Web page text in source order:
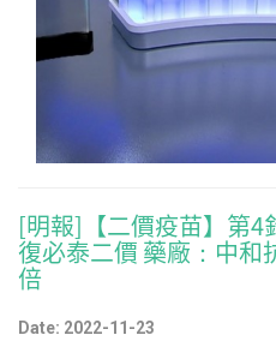
[明報]【二價疫苗】第4
復必泰二價 藥廠：中和
倍
Date: 2022-11-23